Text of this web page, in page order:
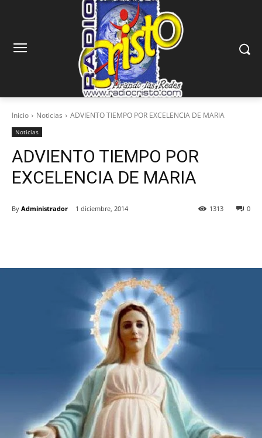
Inicio Noticias ADVIENTO TIEMPO POR EXCELENCIA DE MARIA
Noticias
ADVIENTO TIEMPO POR
EXCELENCIA DE MARIA
By Administrador 1 diciembre, 2014 0
1313